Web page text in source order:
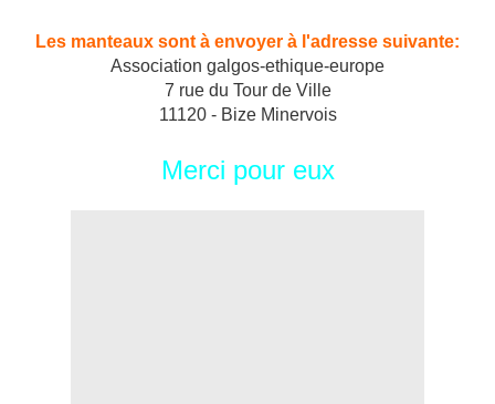
Les manteaux sont à envoyer à l'adresse suivante:
Association galgos-ethique-europe
7 rue du Tour de Ville
11120 - Bize Minervois
Merci pour eux